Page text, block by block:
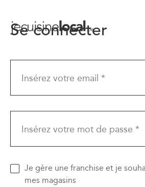
Se connecter
Insérez votre email *
Insérez votre mot de passe *
Je gère une franchise et je
mes magasins